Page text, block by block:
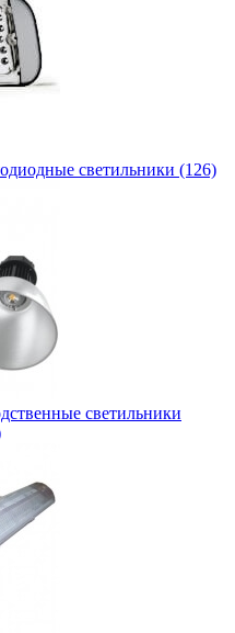
светильники (126)
светильники